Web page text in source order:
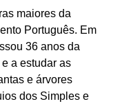
maiores da
Português. Em
36 anos da
a estudar as
e árvores
dos Simples e